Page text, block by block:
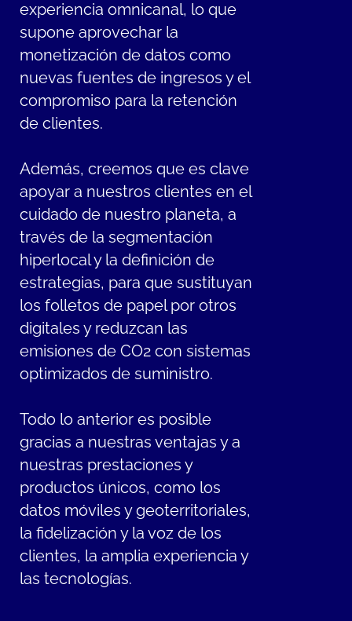
experiencia omnicanal, lo que
supone aprovechar la
monetización de datos como
nuevas fuentes de ingresos y el
compromiso para la retención
de clientes.
Además, creemos que es clave
apoyar a nuestros clientes en el
cuidado de nuestro planeta, a
través de la segmentación
hiperlocal y la definición de
estrategias, para que sustituyan
los folletos de papel por otros
digitales y reduzcan las
emisiones de CO2 con sistemas
optimizados de suministro.
Todo lo anterior es posible
gracias a nuestras ventajas y a
nuestras prestaciones y
productos únicos, como los
datos móviles y geoterritoriales,
la fidelización y la voz de los
clientes, la amplia experiencia y
las tecnologías.